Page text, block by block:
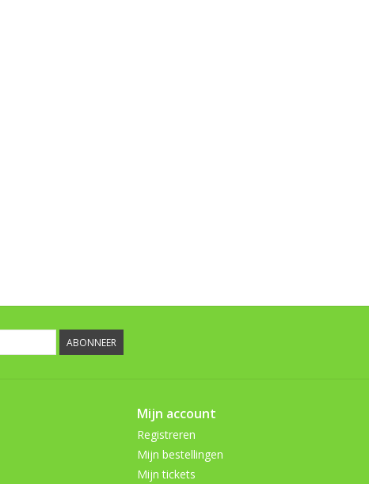
ABONNEER
Mijn account
Registreren
Mijn bestellingen
Mijn tickets